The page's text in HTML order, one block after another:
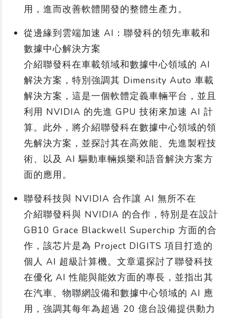
用，進而改善軟體開發的整體生產力。
從邊緣到雲端加速 AI：聯發科的領先車載和
數據中心解決方案
介紹聯發科在車載領域和數據中心領域的 AI
解決方案，特別強調其 Dimensity Auto 車載
解決方案，這是一個軟體定義車輛平台，並且
利用 NVIDIA 的先進 GPU 技術來加速 AI 計
算。此外，將介紹聯發科在數據中心領域的領
先解決方案，並探討其在高效能、先進製程技
術、以及 AI 驅動車輛娛樂和語音解決方案方
面的應用。
聯發科技與 NVIDIA 合作讓 AI 無所不在
介紹聯發科與 NVIDIA 的合作，特別是在設計
GB10 Grace Blackwell Superchip 方面的合
作，該芯片是為 Project DIGITS 項目打造的
個人 AI 超級計算機。文章還探討了聯發科技
在優化 AI 性能與能效方面的專長，並指出其
在汽車、物聯網設備和數據中心領域的 AI 應
用，強調其每年為超過 20 億台設備提供動力